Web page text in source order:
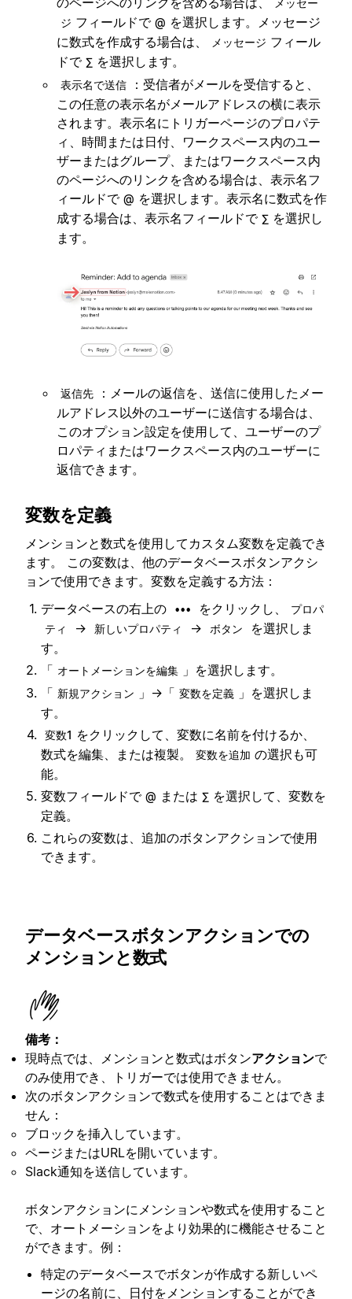
ジ フィールドで @ を選択します。メッセージ
に数式を作成する場合は、
メッセージ フィール
ドで ∑ を選択します。
表示名で送信
：受信者がメールを受信すると、
この任意の表示名がメールアドレスの横に表示
されます。表示名にトリガーページのプロパテ
ィ、時間または日付、ワークスペース内のユー
ザーまたはグループ、またはワークスペース内
のページへのリンクを含める場合は、表示名フ
ィールドで @ を選択します。表示名に数式を作
成する場合は、表示名フィールドで ∑ を選択し
ます。
返信先
：メールの返信を、送信に使用したメー
ルアドレス以外のユーザーに送信する場合は、
このオプション設定を使用して、ユーザーのプ
ロパティまたはワークスペース内のユーザーに
返信できます。
変数を定義
メンションと数式を使用してカスタム変数を定義でき
ます。 この変数は、他のデータベースボタンアクシ
ョンで使用できます。変数を定義する方法：
データベースの右上の
••• をクリックし、
プロパ
ティ
→ 新しいプロパティ → ボタン
を選択しま
す。
「 オートメーションを編集 」を選択します。
「 新規アクション 」→「 変数を定義 」を選択しま
す。
変数1 をクリックして、変数に名前を付けるか、
数式を編集、または複製。
変数を追加 の選択も可
能。
変数フィールドで @ または ∑ を選択して、変数を
定義。
これらの変数は、追加のボタンアクションで使用
できます。
データベースボタンアクションでの
メンションと数式
備考：
現時点では、メンションと数式はボタンアクションで
のみ使用でき、トリガーでは使用できません。
次のボタンアクションで数式を使用することはできま
せん：
ブロックを挿入しています。
ページまたはURLを開いています。
Slack通知を送信しています。
ボタンアクションにメンションや数式を使用すること
で、オートメーションをより効果的に機能させること
ができます。例：
特定のデータベースでボタンが作成する新しいペ
ージの名前に、日付をメンションすることができ